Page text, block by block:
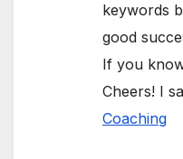
keywords
good
If you
Cheers! I
Coaching